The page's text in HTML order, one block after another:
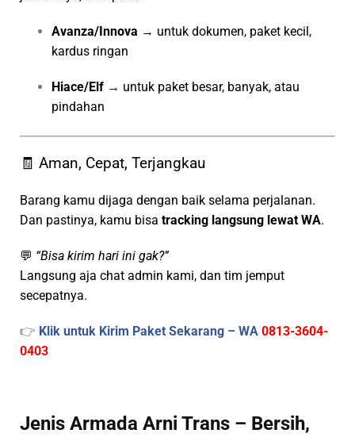
Avanza/Innova → untuk dokumen, paket kecil,
kardus ringan
Hiace/Elf → untuk paket besar, banyak, atau
pindahan
🧾 Aman, Cepat, Terjangkau
Barang kamu dijaga dengan baik selama perjalanan.
Dan pastinya, kamu bisa tracking langsung lewat WA.
💬 “Bisa kirim hari ini gak?”
Langsung aja chat admin kami, dan tim jemput
secepatnya.
👉 Klik untuk Kirim Paket Sekarang – WA 0813-3604-
0403
Jenis Armada Arni Trans – Bersih,